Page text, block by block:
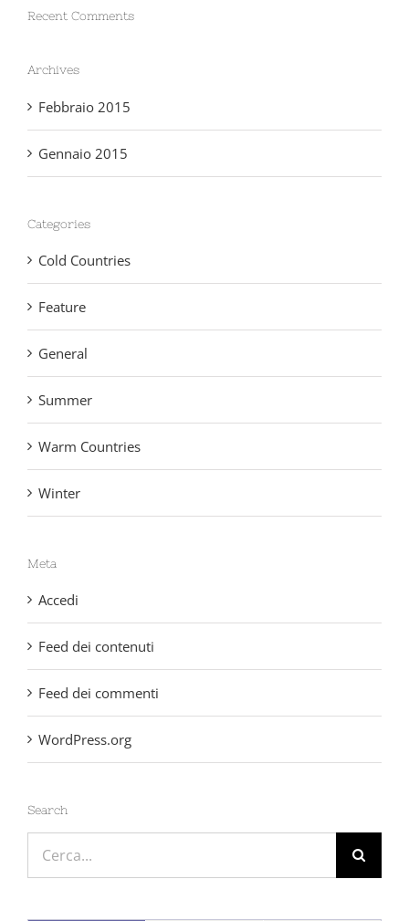
Recent Comments
Archives
Febbraio 2015
Gennaio 2015
Categories
Cold Countries
Feature
General
Summer
Warm Countries
Winter
Meta
Accedi
Feed dei contenuti
Feed dei commenti
WordPress.org
Search
Cerca
per: